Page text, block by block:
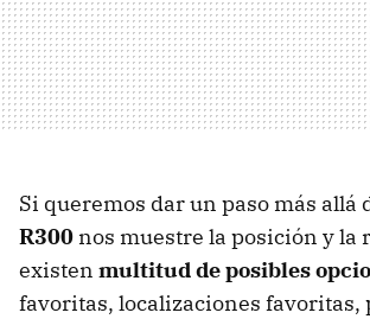
Si queremos dar un paso más allá
R300 nos muestre la posición y la
existen multitud de posibles
favoritas, localizaciones favoritas,